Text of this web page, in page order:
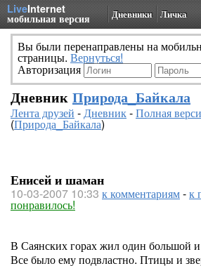
LiveInternet
мобильная версия Дневники Личка
Вы были перенаправлены на
страницы. Вернуться!
Авторизация
Дневник Природа_Байкала
Лента друзей -Дневник-Полная
(Природа_Байкала)
Енисей и шаман
10-03-2007 10:33 к комментариям-к
понравилось!
В Саянских горах жил один большой
Все было ему подвластно. Птицы и